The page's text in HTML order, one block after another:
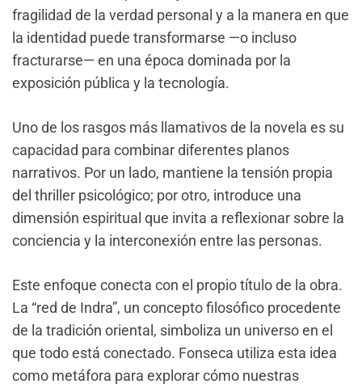
fragilidad de la verdad personal y a la manera en que
la identidad puede transformarse —o incluso
fracturarse— en una época dominada por la
exposición pública y la tecnología.
Uno de los rasgos más llamativos de la novela es su
capacidad para combinar diferentes planos
narrativos. Por un lado, mantiene la tensión propia
del thriller psicológico; por otro, introduce una
dimensión espiritual que invita a reflexionar sobre la
conciencia y la interconexión entre las personas.
Este enfoque conecta con el propio título de la obra.
La “red de Indra”, un concepto filosófico procedente
de la tradición oriental, simboliza un universo en el
que todo está conectado. Fonseca utiliza esta idea
como metáfora para explorar cómo nuestras